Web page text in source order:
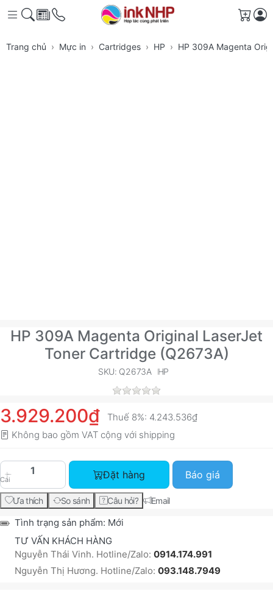
Giỏ
Trang chủ Mực in Cartridges HP HP 309A Magenta
HP 309A Magenta Original LaserJet
Toner Cartridge (Q2673A)
SKU: Q2673A HP
3.929.200₫ Thuế 8%: 4.243.536₫
Không bao gồm VAT cộng với shipping
Cái
HP 309A Magenta Original LaserJet Toner
Đặt hàng Báo giá
Ưa thích So sánh Câu hỏi? Email
Tình trạng sản phẩm: Mới
TƯ VẤN KHÁCH HÀNG
Nguyễn Thái Vinh. Hotline/Zalo: 0914.174.991
Nguyễn Thị Hương. Hotline/Zalo: 093.148.7949